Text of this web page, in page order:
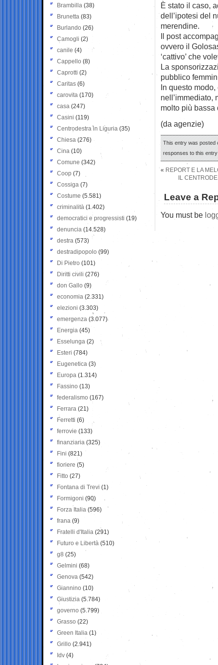
È stato il caso,
dell’ipotesi del
merendine.
Il post
ovvero il
‘cattivo’ che
La
pubblico
In questo
nell’immediato,
molto più bassa
(da agenzie)
This entry was posted
responses to this
« REPORT E LA
IL
Leave a
You must be
Brambilla (38)
Brunetta (83)
Burlando (26)
Camogli (2)
canile (4)
Cappello (8)
Caprotti (2)
Caritas (6)
carovita (170)
casa (247)
Casini (119)
Centrodestra in Liguria (35)
Chiesa (276)
Cina (10)
Comune (342)
Coop (7)
Cossiga (7)
Costume (5.581)
criminalità (1.402)
democratici e progressisti (19)
denuncia (14.528)
destra (573)
destradipopolo (99)
Di Pietro (101)
Diritti civili (276)
don Gallo (9)
economia (2.331)
elezioni (3.303)
emergenza (3.077)
Energia (45)
Esselunga (2)
Esteri (784)
Eugenetica (3)
Europa (1.314)
Fassino (13)
federalismo (167)
Ferrara (21)
Ferretti (6)
ferrovie (133)
finanziaria (325)
Fini (821)
fioriere (5)
Fitto (27)
Fontana di Trevi (1)
Formigoni (90)
Forza Italia (596)
frana (9)
Fratelli d'Italia (291)
Futuro e Libertà (510)
g8 (25)
Gelmini (68)
Genova (542)
Giannino (10)
Giustizia (5.784)
governo (5.799)
Grasso (22)
Green Italia (1)
Grillo (2.941)
Idv (4)